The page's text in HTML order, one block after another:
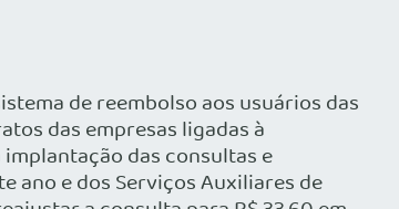
de reembolso aos usuários das
das empresas ligadas à
das consultas e
ano e dos Serviços Auxiliares de